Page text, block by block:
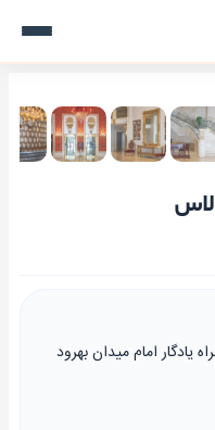
یادگار امام میدان بهرود